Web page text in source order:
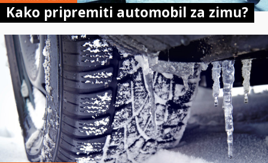
Kako pripremiti automobil za zimu?